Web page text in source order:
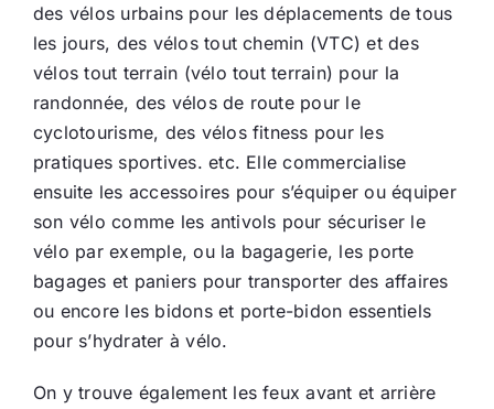
des vélos urbains pour les déplacements de tous
les jours, des vélos tout chemin (VTC) et des
vélos tout terrain (vélo tout terrain) pour la
randonnée, des vélos de route pour le
cyclotourisme, des vélos fitness pour les
pratiques sportives. etc. Elle commercialise
ensuite les accessoires pour s’équiper ou équiper
son vélo comme les antivols pour sécuriser le
vélo par exemple, ou la bagagerie, les porte
bagages et paniers pour transporter des affaires
ou encore les bidons et porte-bidon essentiels
pour s’hydrater à vélo.
On y trouve également les feux avant et arrière